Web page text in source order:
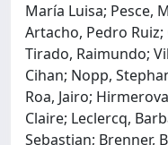
María Luisa; Pesce,
Artacho, Pedro Ruiz;
Tirado, Raimundo;
Cihan; Nopp,
Roa, Jairo;
Claire; Leclercq,
Sebastian; Brenner,